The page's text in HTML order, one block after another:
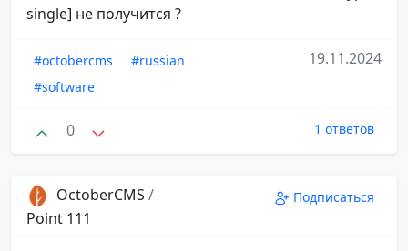
single] не получится ?
#octobercms
#russian
#software
19.11.2024
0 1 ответов
OctoberCMS /
Point 111
Подписаться